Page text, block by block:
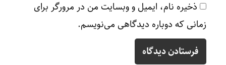
ذخیره نام، ایمیل و وبسایت من در مرورگر برای
زمانی که دوباره دیدگاهی می‌نویسم.